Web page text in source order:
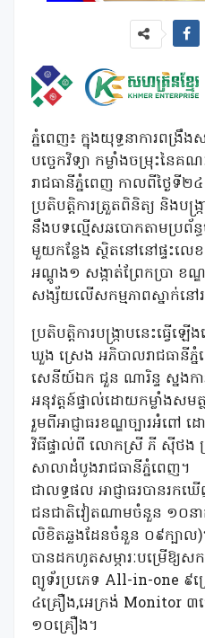
ភ្នំពេញ៖ ក្នុងយុទ្ធនាការពង្
បច្ចេកវិទ្យា កម្លាំងចម្រុះនៃគ
រាជធានីភ្នំពេញ កាលពីថ្ងៃទី២
ប្រតិបត្តិការត្រួតពិនិត្យ និងបង្
នឹងបទល្មើសឆបោកតាមប្រព័ន្ធ
មួយកន្លែង ស្ថិតនៅនៅផ្ទះល
អណ្ដូង១ សង្កាត់ព្រែកប្រា ខណ្ឌ
សង្ស័យលើសកម្មភាពស្នាក់ន
ប្រតិបត្តិការបង្ក្រាបនេះធ្វើឡ
ឃួង ស្រេង អភិបាលរាជធានីភ្
សេនីយ៍ឯក ជួន ណារិន្ទ ស្នងកា
អនុវត្តន៍ផ្ទាល់ដោយកម្លាំងសម
រួមពីអាជ្ញាធរខណ្ឌច្បារអំព
វិធីផ្ទាល់ពី លោកស្រី ភី ស៊ីថង ព្រ
សាលាដំបូងរាជធានីភ្នំពេញ។
ជាលទ្ធផល អាជ្ញាធរបានរក
ជនជាតិវៀតណាមចំនួន ១០នា
លិខិតឆ្លងដែនចំនួន ០៩ក្បាល)
បានដកហូតសម្ភារៈបម្រើឱ្យស
ព្យូទ័រប្រភេទ All-in-one ៩
៤គ្រឿង,អេក្រង់ Monitor ៣
១០គ្រឿង។